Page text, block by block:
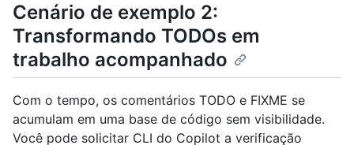
Cenário de exemplo 2:
Transformando TODOs em
trabalho acompanhado
Com o tempo, os comentários TODO e FIXME se
acumulam em uma base de código sem visibilidade.
Você pode solicitar CLI do Copilot a verificação